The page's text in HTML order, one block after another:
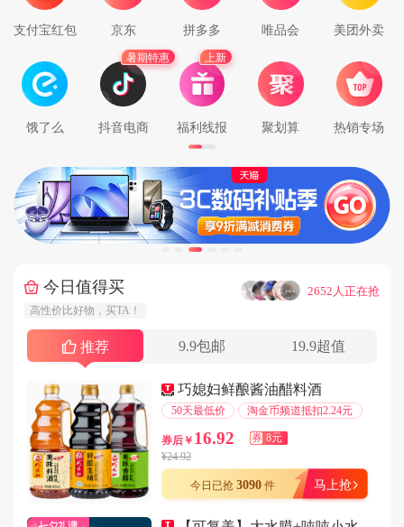
用户134****8422在3分钟前下单成功
用户132****2348在7分钟前下单成功
用户137****3707在2分钟前下单成功
用户131****7474在9分钟前下单成功
用户178****6040在2分钟前下单成功
用户187****4877在9分钟前下单成功
用户147****5606在6分钟前下单成功
用户180****8674在1分钟前下单成功
用户176****8542在1分钟前下单成功
用户137****9795在2分钟前下单成功
用户133****1458在7分钟前下单成功
用户132****2040在7分钟前下单成功
用户133****8518在3分钟前下单成功
用户181****1982在3分钟前下单成功
支付宝红包 京东 拼多多 唯品会 美团外卖
饿了么 抖音电商
暑期特惠
福利线报
上新
聚划算 热销专场
今日值得买
高性价比好物，买TA！
··· 2652人正在抢
推荐 9.9包邮 19.9超值
巧媳妇鲜酿酱油醋料酒
50天最低价 淘金币频道抵扣2.24元
券后￥ 16.92 券 8元
¥24.92
今日已抢3090 件 马上抢